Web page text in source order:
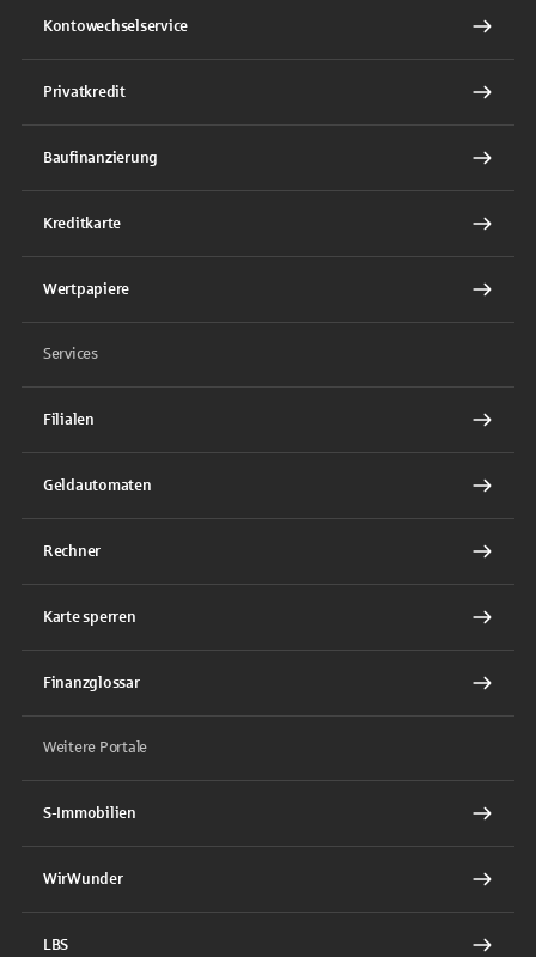
Kontowechselservice
Privatkredit
Baufinanzierung
Kreditkarte
Wertpapiere
Services
Filialen
Geldautomaten
Rechner
Karte sperren
Finanzglossar
Weitere Portale
S-Immobilien
WirWunder
LBS